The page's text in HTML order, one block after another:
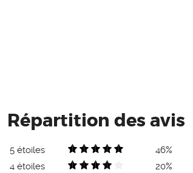
Répartition des avis
5 étoiles
46%
4 étoiles
20%